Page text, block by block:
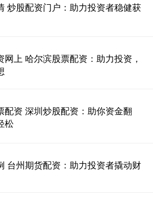
炒股配资门户：助力投资者稳健获
网上 哈尔滨股票配资：助力投资，
配资 深圳炒股配资：助你资金翻
松
台州期货配资：助力投资者撬动财